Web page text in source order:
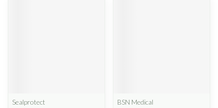
Sealprotect
BSN Medical